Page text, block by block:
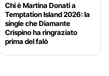
Chi è Martina Donati a
Temptation Island 2026: la
single che Diamante
Crispino ha ringraziato
prima del falò